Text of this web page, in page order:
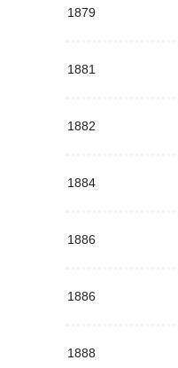
1879
1881
1882
1884
1886
1886
1888